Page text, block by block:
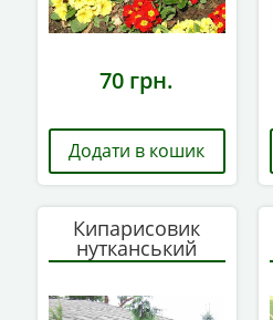
70 грн.
Додати в кошик
Кипарисовик
нутканський
Pendula 60-80 см